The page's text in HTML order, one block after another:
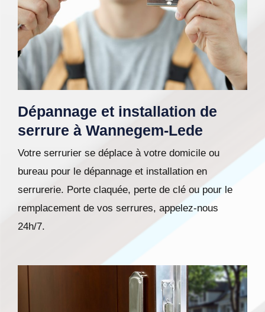
Dépannage et installation de
serrure à Wannegem-Lede
Votre serrurier se déplace à votre domicile ou
bureau pour le dépannage et installation en
serrurerie. Porte claquée, perte de clé ou pour le
remplacement de vos serrures, appelez-nous
24h/7.